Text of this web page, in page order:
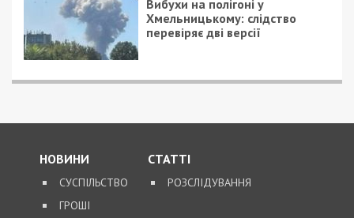
9/08/2026 - 11:57
Справа “ПриватБанку”: Ігоря Коломойського та його
спільників судитимуть за заволодіння 9,2 млрд грн